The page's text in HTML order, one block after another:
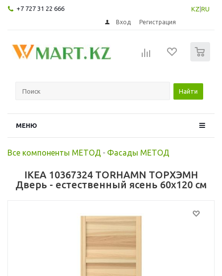
+7 727 31 22 666 KZ RU
Вход Регистрация
Найти
МЕНЮ
Все компоненты МЕТОД - Фасады МЕТОД
IKEA 10367324 TORHAMN ТОРХЭМН
Дверь - естественный ясень 60x120 см